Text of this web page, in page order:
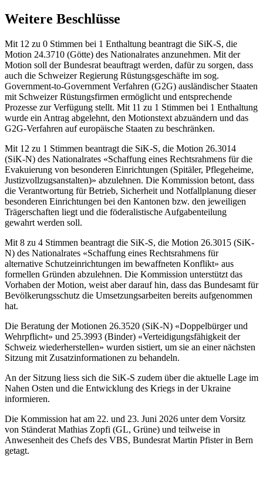
Weitere Beschlüsse
Mit 12 zu 0 Stimmen bei 1 Enthaltung beantragt die SiK-S, die
Motion 24.3710 (Götte) des Nationalrates anzunehmen. Mit der
Motion soll der Bundesrat beauftragt werden, dafür zu sorgen, dass
auch die Schweizer Regierung Rüstungsgeschäfte im sog.
Government-to-Government Verfahren (G2G) ausländischer Staaten
mit Schweizer Rüstungsfirmen ermöglicht und entsprechende
Prozesse zur Verfügung stellt. Mit 11 zu 1 Stimmen bei 1 Enthaltung
wurde ein Antrag abgelehnt, den Motionstext abzuändern und das
G2G-Verfahren auf europäische Staaten zu beschränken.
Mit 12 zu 1 Stimmen beantragt die SiK-S, die Motion 26.3014
(SiK-N) des Nationalrates «Schaffung eines Rechtsrahmens für die
Evakuierung von besonderen Einrichtungen (Spitäler, Pflegeheime,
Justizvollzugsanstalten)» abzulehnen. Die Kommission betont, dass
die Verantwortung für Betrieb, Sicherheit und Notfallplanung dieser
besonderen Einrichtungen bei den Kantonen bzw. den jeweiligen
Trägerschaften liegt und die föderalistische Aufgabenteilung
gewahrt werden soll.
Mit 8 zu 4 Stimmen beantragt die SiK-S, die Motion 26.3015 (SiK-
N) des Nationalrates «Schaffung eines Rechtsrahmens für
alternative Schutzeinrichtungen im bewaffneten Konflikt» aus
formellen Gründen abzulehnen. Die Kommission unterstützt das
Vorhaben der Motion, weist aber darauf hin, dass das Bundesamt für
Bevölkerungsschutz die Umsetzungsarbeiten bereits aufgenommen
hat.
Die Beratung der Motionen 26.3520 (SiK-N) «Doppelbürger und
Wehrpflicht» und 25.3993 (Binder) «Verteidigungsfähigkeit der
Schweiz wiederherstellen» wurden sistiert, um sie an einer nächsten
Sitzung mit Zusatzinformationen zu behandeln.
An der Sitzung liess sich die SiK-S zudem über die aktuelle Lage im
Nahen Osten und die Entwicklung des Kriegs in der Ukraine
informieren.
Die Kommission hat am 22. und 23. Juni 2026 unter dem Vorsitz
von Ständerat Mathias Zopfi (GL, Grüne) und teilweise in
Anwesenheit des Chefs des VBS, Bundesrat Martin Pfister in Bern
getagt.